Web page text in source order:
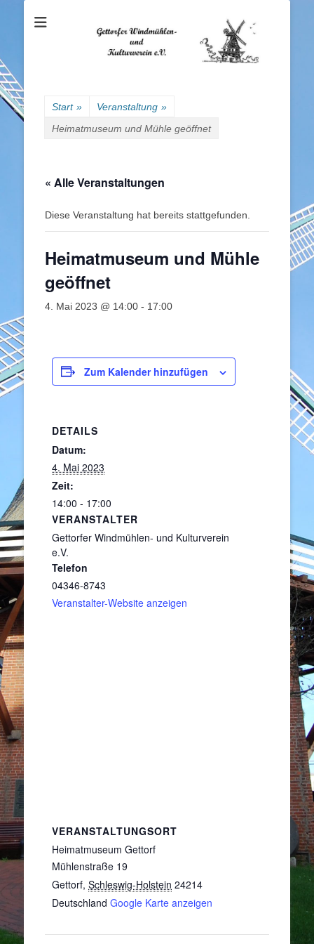
Gettorfer
Windmühlen- und
Kulturverein e.V.
Start » Veranstaltung »
Heimatmuseum und Mühle geöffnet
« Alle Veranstaltungen
Diese Veranstaltung hat bereits stattgefunden.
Heimatmuseum und Mühle
geöffnet
4. Mai 2023 @ 14:00 - 17:00
Zum Kalender hinzufügen
DETAILS
Datum:
4. Mai 2023
Zeit:
14:00 - 17:00
VERANSTALTER
Gettorfer Windmühlen- und Kulturverein
e.V.
Telefon
04346-8743
Veranstalter-Website anzeigen
VERANSTALTUNGSORT
Heimatmuseum Gettorf
Mühlenstraße 19
Gettorf, Schleswig-Holstein 24214
Deutschland Google Karte anzeigen